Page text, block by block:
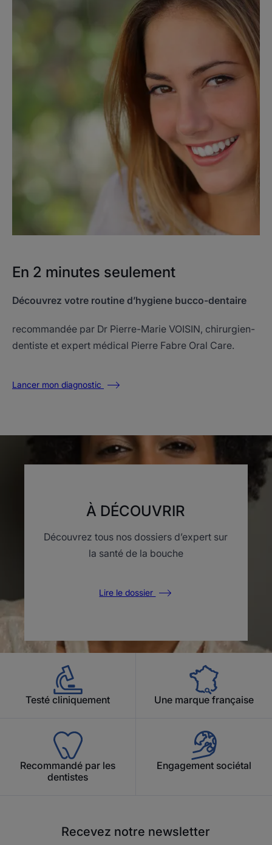
En 2 minutes seulement
Découvrez votre routine d’hygiene bucco-dentaire
recommandée par Dr Pierre-Marie VOISIN, chirurgien-
dentiste et expert médical Pierre Fabre Oral Care.
Lancer mon diagnostic
À DÉCOUVRIR
Découvrez tous nos dossiers d’expert sur
la santé de la bouche
Lire le dossier
Testé cliniquement Une marque française
Recommandé par les
dentistes
Engagement sociétal
Recevez notre newsletter